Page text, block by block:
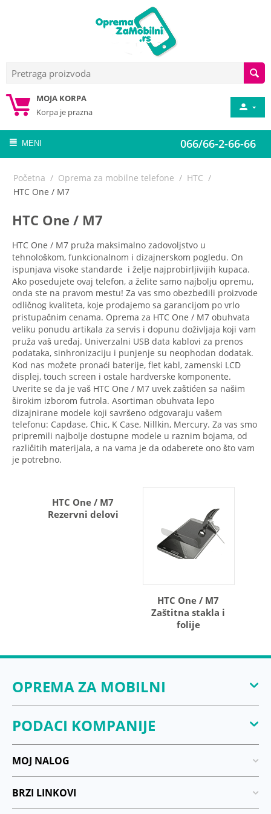
MOJA KORPA
Korpa je prazna
066/66-2-66-66
MENI
Početna / Oprema za mobilne telefone / HTC /
HTC One / M7
HTC One / M7
HTC One / M7 pruža maksimalno zadovoljstvo u
tehnološkom, funkcionalnom i dizajnerskom pogledu. On
ispunjava visoke standarde i želje najprobirljivijih kupaca.
Ako posedujete ovaj telefon, a želite samo najbolju opremu,
onda ste na pravom mestu! Za vas smo obezbedili proizvode
odličnog kvaliteta, koje prodajemo sa garancijom po vrlo
pristupačnim cenama. Oprema za HTC One / M7 obuhvata
veliku ponudu artikala za servis i dopunu doživljaja koji vam
pruža vaš uređaj. Univerzalni USB data kablovi za prenos
podataka, sinhronizaciju i punjenje su neophodan dodatak.
Kod nas možete pronaći baterije, flet kabl, zamenski LCD
displej, touch screen i ostale hardverske komponente.
Uverite se da je vaš HTC One / M7 uvek zaštićen sa našim
širokim izborom futrola. Asortiman obuhvata lepo
dizajnirane modele koji savršeno odgovaraju vašem
telefonu: Capdase, Chic, K Case, Nillkin, Mercury. Za vas smo
pripremili najbolje dostupne modele u raznim bojama, od
različitih materijala, a na vama je da odaberete ono što vam
je potrebno.
HTC One / M7
Rezervni delovi
HTC One / M7
Zaštitna stakla i
folije
OPREMA ZA MOBILNI
PODACI KOMPANIJE
MOJ NALOG
BRZI LINKOVI